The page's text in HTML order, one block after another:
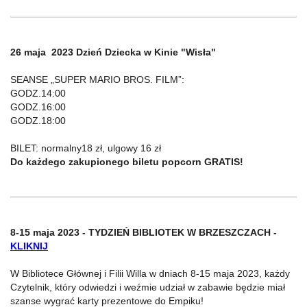
26 maja 2023 Dzień Dziecka w Kinie "Wisła"
SEANSE „SUPER MARIO BROS. FILM”:
GODZ.14:00
GODZ.16:00
GODZ.18:00
BILET: normalny18 zł, ulgowy 16 zł
Do każdego zakupionego biletu popcorn GRATIS!
8-15 maja 2023 - TYDZIEŃ BIBLIOTEK W BRZESZCZACH -
KLIKNIJ
W Bibliotece Głównej i Filii Willa w dniach 8-15 maja 2023, każdy
Czytelnik, który odwiedzi i weźmie udział w zabawie będzie miał
szanse wygrać karty prezentowe do Empiku!